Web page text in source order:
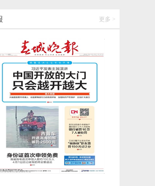
更多 >
中国—南亚合作论坛在昆开幕
06-12 07:42:34
祥云县发布情况通报
06-12 07:28:36
银行下调2026年全球经济增长预期至2.
06-12 07:28:39
墨世界杯揭幕战，墨西哥队力克南非队